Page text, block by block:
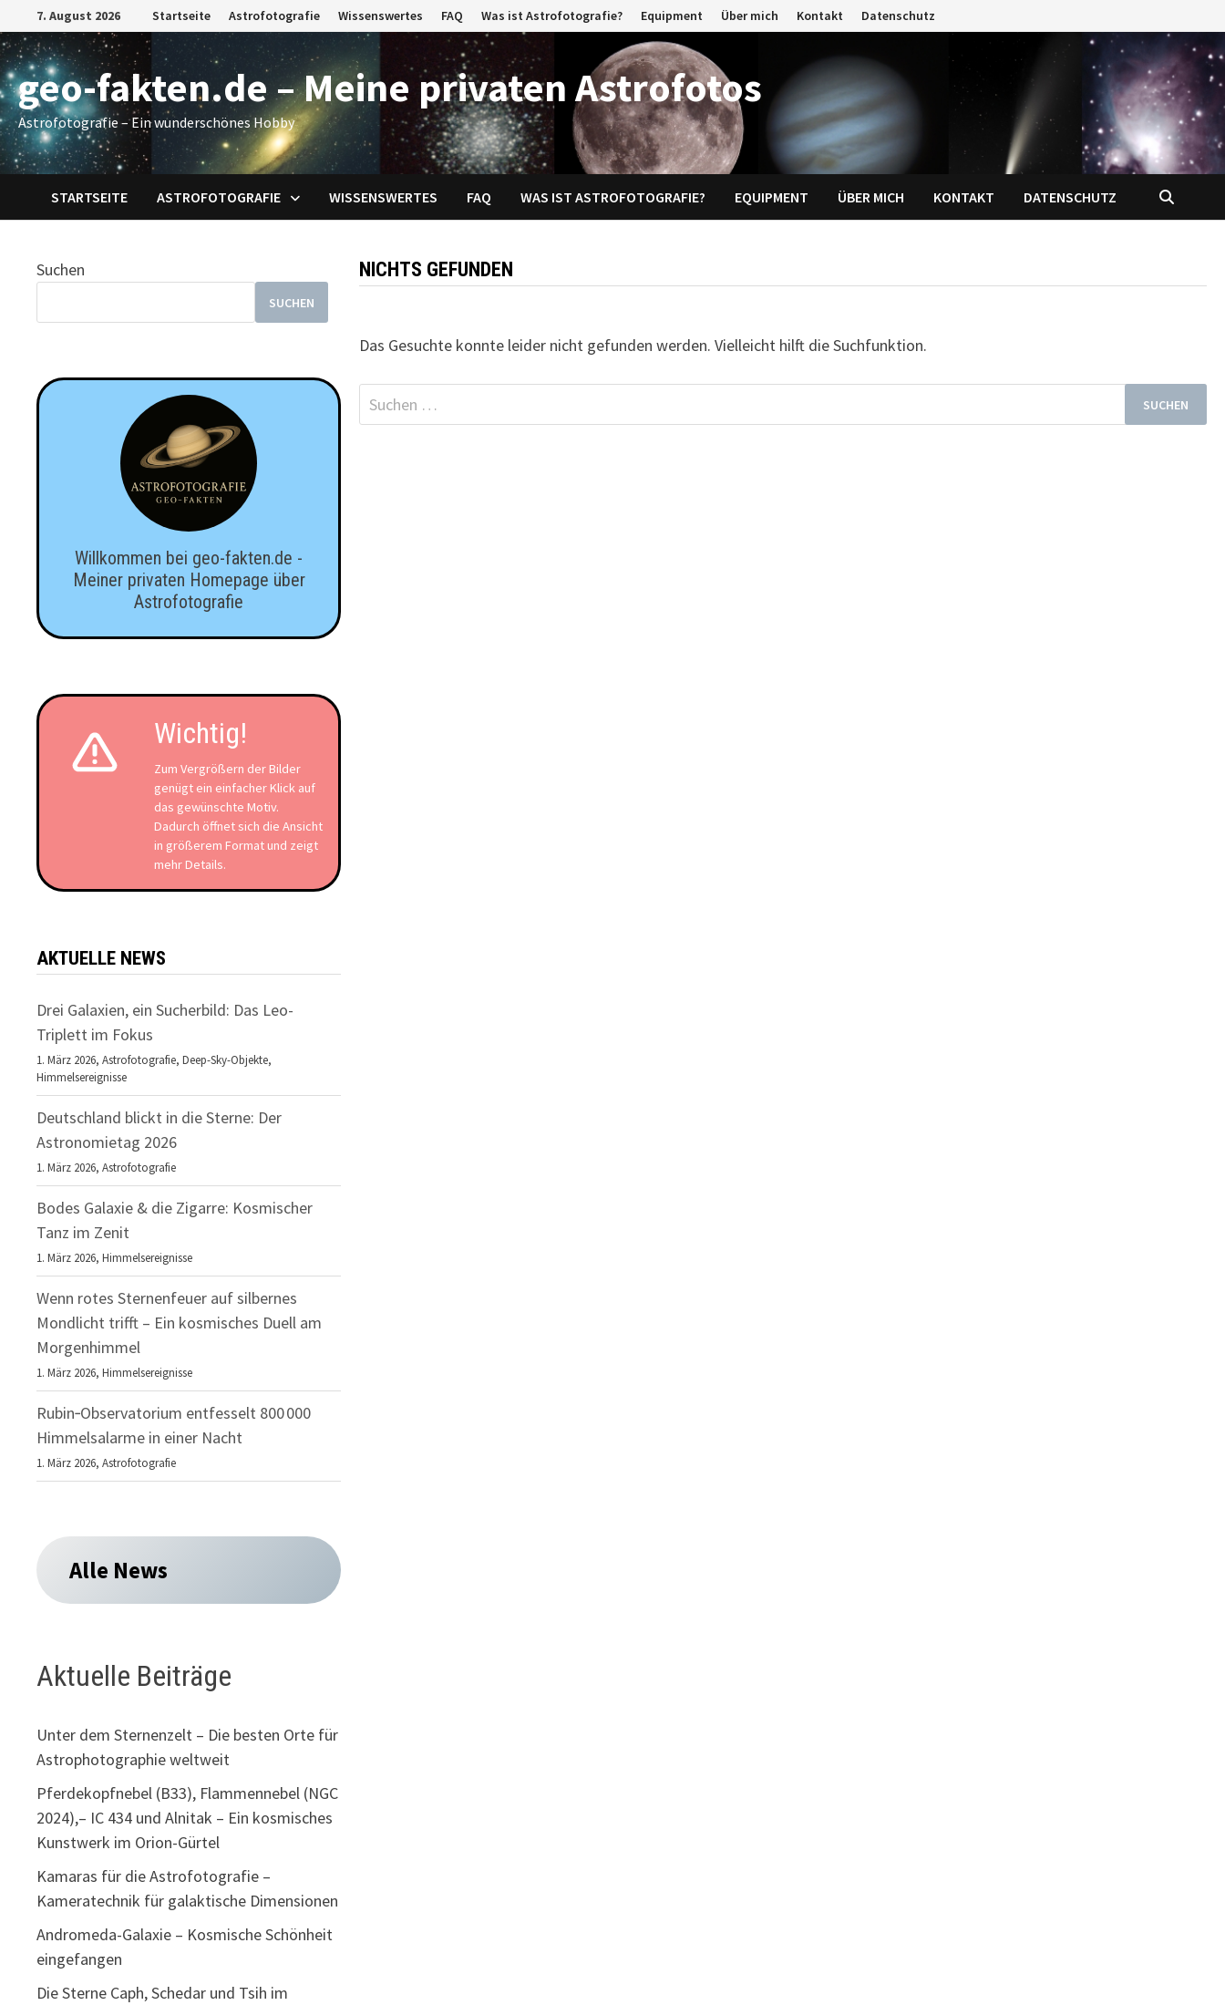
Inhalt
springen
7. August 2026 Startseite Astrofotografie Wissenswertes FAQ Was ist Astrofotografie? Equipment Über mich Kontakt Datenschutz
geo-fakten.de – Meine privaten Astrofotos
Astrofotografie – Ein wunderschönes Hobby
STARTSEITE ASTROFOTOGRAFIE WISSENSWERTES FAQ WAS IST ASTROFOTOGRAFIE? EQUIPMENT ÜBER MICH KONTAKT DATENSCHUTZ
NICHTS GEFUNDEN
Das Gesuchte konnte leider nicht gefunden werden. Vielleicht hilft die Suchfunktion.
Suchen
nach:
Suchen
SUCHEN
Willkommen bei geo-fakten.de -
Meiner privaten Homepage über
Astrofotografie
Wichtig!
Zum Vergrößern der Bilder
genügt ein einfacher Klick auf
das gewünschte Motiv.
Dadurch öffnet sich die Ansicht
in größerem Format und zeigt
mehr Details.
AKTUELLE NEWS
Drei Galaxien, ein Sucherbild: Das Leo-
Triplett im Fokus
1. März 2026,Astrofotografie,Deep-Sky-Objekte,
Himmelsereignisse
Deutschland blickt in die Sterne: Der
Astronomietag 2026
1. März 2026,Astrofotografie
Bodes Galaxie & die Zigarre: Kosmischer
Tanz im Zenit
1. März 2026,Himmelsereignisse
Wenn rotes Sternenfeuer auf silbernes
Mondlicht trifft – Ein kosmisches Duell am
Morgenhimmel
1. März 2026,Himmelsereignisse
Rubin‑Observatorium entfesselt 800 000
Himmelsalarme in einer Nacht
1. März 2026,Astrofotografie
Alle News
Aktuelle Beiträge
Unter dem Sternenzelt – Die besten Orte für
Astrophotographie weltweit
Pferdekopfnebel (B33), Flammennebel (NGC
2024),– IC 434 und Alnitak – Ein kosmisches
Kunstwerk im Orion-Gürtel
Kamaras für die Astrofotografie –
Kameratechnik für galaktische Dimensionen
Andromeda-Galaxie – Kosmische Schönheit
eingefangen
Die Sterne Caph, Schedar und Tsih im